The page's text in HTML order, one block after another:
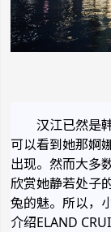
汉江已然是
可以看到她那婀
出现。然而大多
欣赏她静若处子
兔的魅。所以，
介绍ELAND